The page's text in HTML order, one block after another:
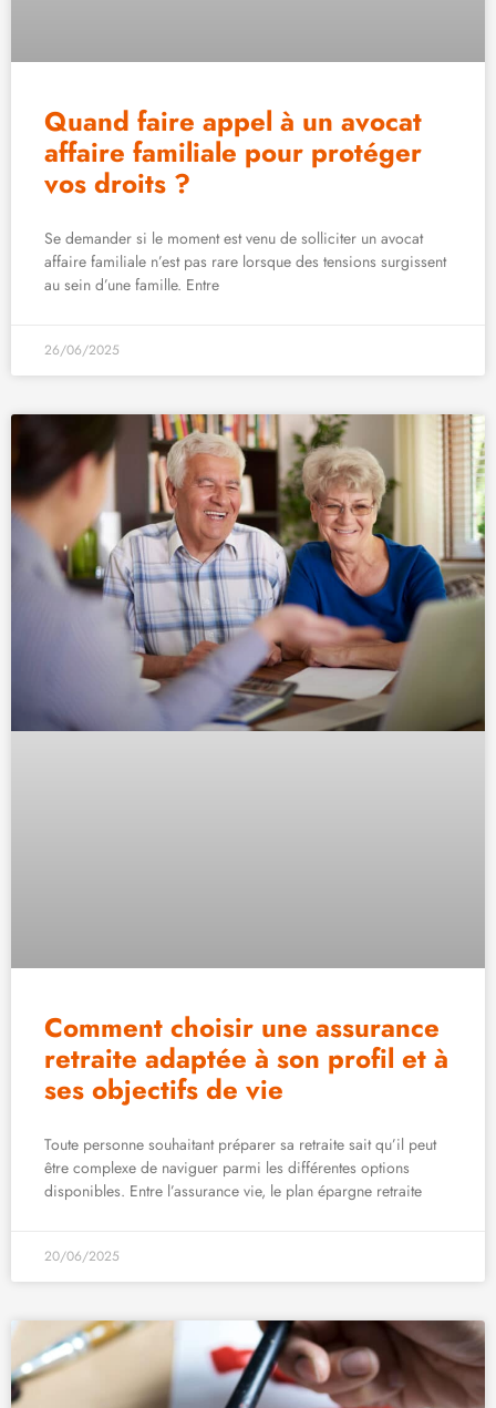
Quand faire appel à un avocat
affaire familiale pour protéger
vos droits ?
Se demander si le moment est venu de solliciter un avocat
affaire familiale n’est pas rare lorsque des tensions surgissent
au sein d’une famille. Entre
26/06/2025
Comment choisir une assurance
retraite adaptée à son profil et à
ses objectifs de vie
Toute personne souhaitant préparer sa retraite sait qu’il peut
être complexe de naviguer parmi les différentes options
disponibles. Entre l’assurance vie, le plan épargne retraite
20/06/2025